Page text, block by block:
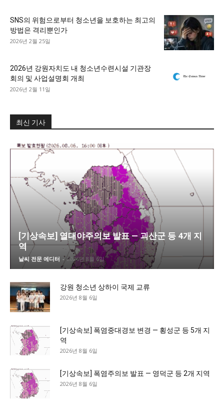
SNS의 위험으로부터 청소년을 보호하는 최고의
방법은 격리뿐인가
2026년 2월 25일
2026년 강원자치도 내 청소년수련시설 기관장
회의 및 사업설명회 개최
2026년 2월 11일
최신 기사
[기상속보] 열대야주의보 발표 — 괴산군 등 4개 지
역
날씨 전문 에디터 - 2026년 8월 6일
강원 청소년 상하이 국제 교류
2026년 8월 6일
[기상속보] 폭염중대경보 변경 — 횡성군 등 5개 지
역
2026년 8월 6일
[기상속보] 폭염주의보 발표 — 영덕군 등 2개 지역
2026년 8월 6일